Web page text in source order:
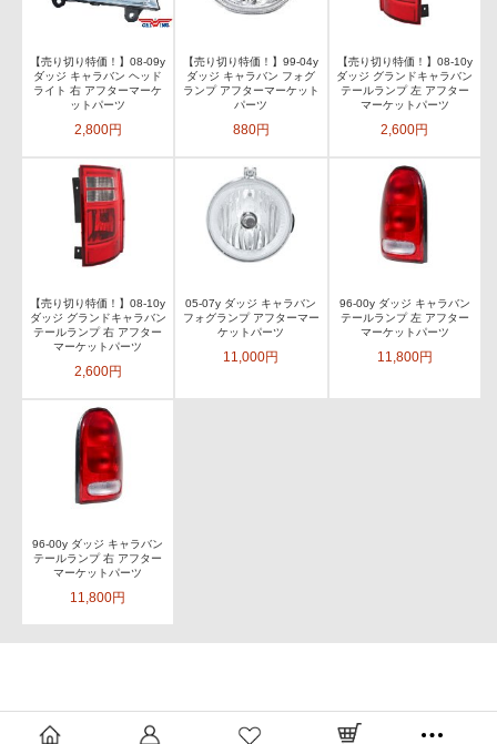
【売り切り特価！】08-09y
ダッジ キャラバン ヘッド
ライト 右 アフターマーケ
ットパーツ
2,800円
【売り切り特価！】99-04y
ダッジ キャラバン フォグ
ランプ アフターマーケット
パーツ
880円
【売り切り特価！】08-10y
ダッジ グランドキャラバン
テールランプ 左 アフター
マーケットパーツ
2,600円
【売り切り特価！】08-10y
ダッジ グランドキャラバン
テールランプ 右 アフター
マーケットパーツ
2,600円
05-07y ダッジ キャラバン
フォグランプ アフターマー
ケットパーツ
11,000円
96-00y ダッジ キャラバン
テールランプ 左 アフター
マーケットパーツ
11,800円
96-00y ダッジ キャラバン
テールランプ 右 アフター
マーケットパーツ
11,800円